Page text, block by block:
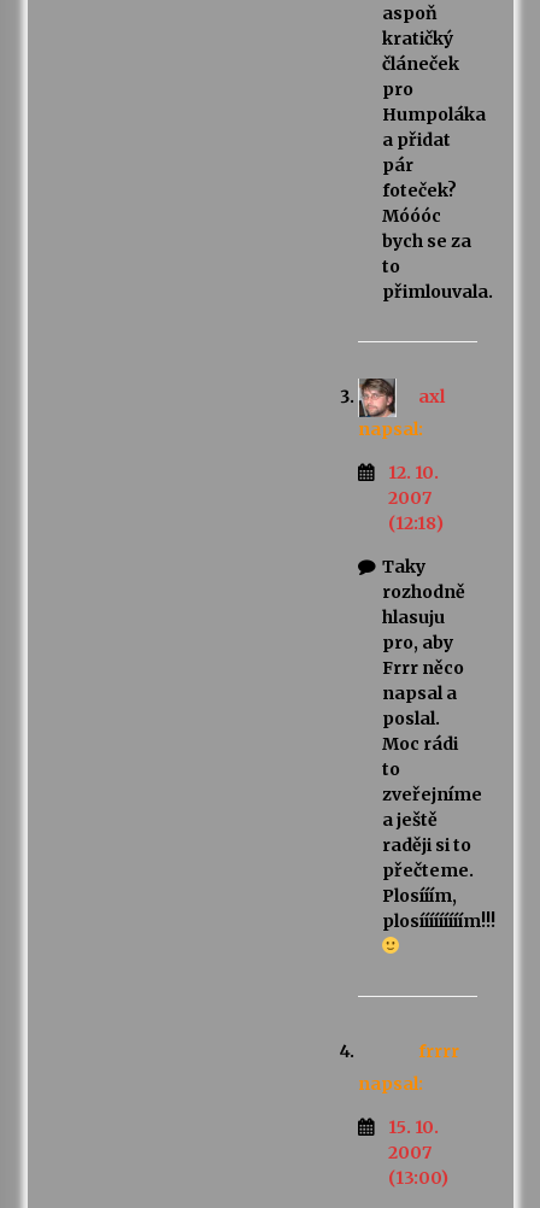
aspoň
kratičký
článeček
pro
Humpoláka
a přidat
pár
foteček?
Móóóc
bych se za
to
přimlouvala.
axl
napsal:
12. 10.
2007
(12:18)
Taky
rozhodně
hlasuju
pro, aby
Frrr něco
napsal a
poslal.
Moc rádi
to
zveřejníme
a ještě
raději si to
přečteme.
Plosííím,
plosííííííííím!!!
frrrr
napsal:
15. 10.
2007
(13:00)